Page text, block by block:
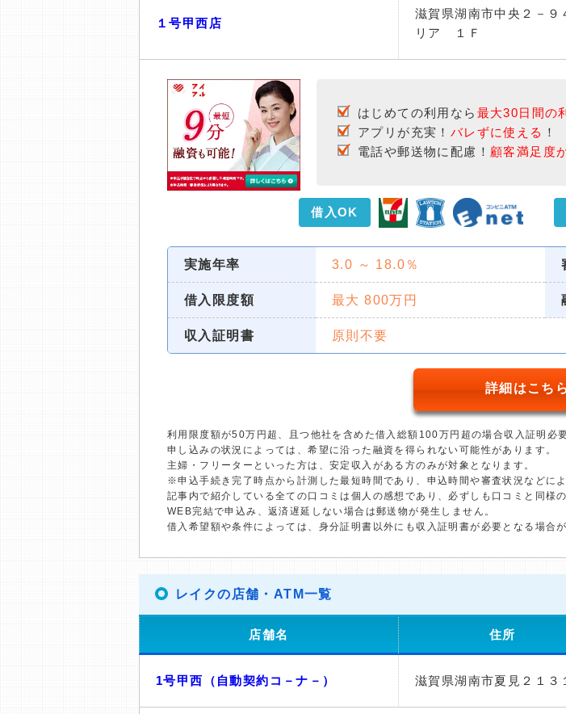
１号甲西店
滋賀県湖南市中央２－
リア １Ｆ
はじめての利用なら 最大30日間の
アプリが充実！ バレずに使える ！
電話や郵送物に配慮！ 顧客満足度
借入OK
実施年率 3.0 ～ 18.0％
借入限度額 最大 800万円
収入証明書 原則不要
詳細はこちら
利用限度額が50万円超、且つ他社を含めた借入総額100万円超の場合収入証明必
申し込みの状況によっては、希望に沿った融資を得られない可能性があります。
主婦・フリーターといった方は、安定収入がある方のみが対象となります。
※申込手続き完了時点から計測した最短時間であり、申込時間や審査状況などによ
記事内で紹介している全ての口コミは個人の感想であり、必ずしも口コミと同様
WEB完結で申込み、返済遅延しない場合は郵送物が発生しません。
借入希望額や条件によっては、身分証明書以外にも収入証明書が必要となる場合が
レイクの店舗・ATM一覧
店舗名 住所
1号甲西（自動契約コ－ナ－） 滋賀県湖南市夏見２１３